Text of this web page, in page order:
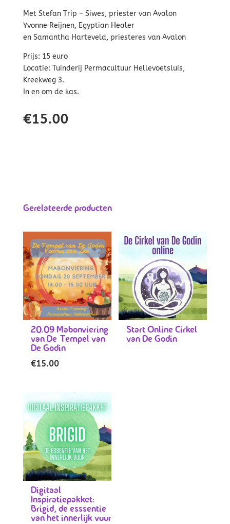
Met Stefan Trip – Siwes, priester van Avalon
Yvonne Reijnen, Egyptian Healer
en Samantha Harteveld, priesteres van Avalon
Prijs: 15 euro
Locatie: Tuinderij Permacultuur Hellevoetsluis,
Kreekweg 3.
In en om de kas.
€15.00
Gerelateerde producten
20.09 Mabonviering
van De Tempel van
De Godin
€15.00
Start Online Cirkel
van De Godin
Digitaal
Inspiratiepakket:
Brigid, de esssentie
van het innerlijk vuur